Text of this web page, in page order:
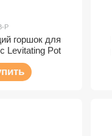
P
горшок для
Levitating Pot